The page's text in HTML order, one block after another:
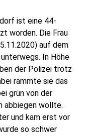
ist eine 44-
worden. Die Frau
auf dem
In Höhe
der Polizei trotz
rammte sie das
grün von der
abbiegen wollte.
und kam erst vor
so schwer